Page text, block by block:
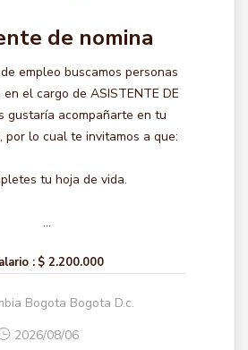
de nomina
empleo buscamos personas
el cargo de ASISTENTE DE
gustaría acompañarte en tu
por lo cual te invitamos a que:
tu hoja de vida.
...
: $ 2.200.000
Bogota Bogota D.c.
2026/08/06